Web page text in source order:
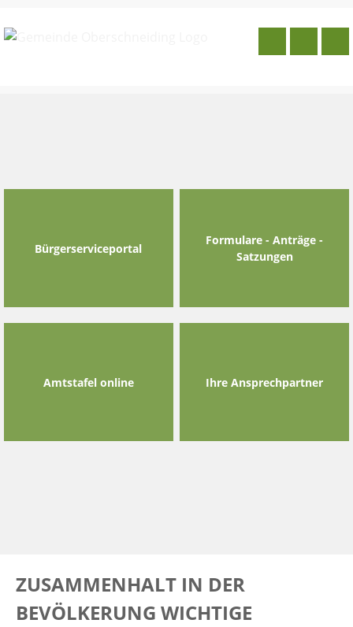
Bürgerserviceportal
Formulare - Anträge -
Satzungen
Amtstafel online Ihre Ansprechpartner
ZUSAMMENHALT IN DER
BEVÖLKERUNG WICHTIGE